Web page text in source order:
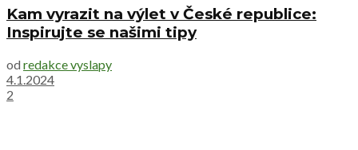
Kam vyrazit na výlet v České republice:
Inspirujte se našimi tipy
od redakce vyslapy
4.1.2024
2